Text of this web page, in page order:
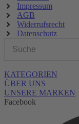
Impressum
AGB
Widerrufsrecht
Datenschutz
KATEGORIEN
ÜBER UNS
UNSERE MARKEN
Facebook